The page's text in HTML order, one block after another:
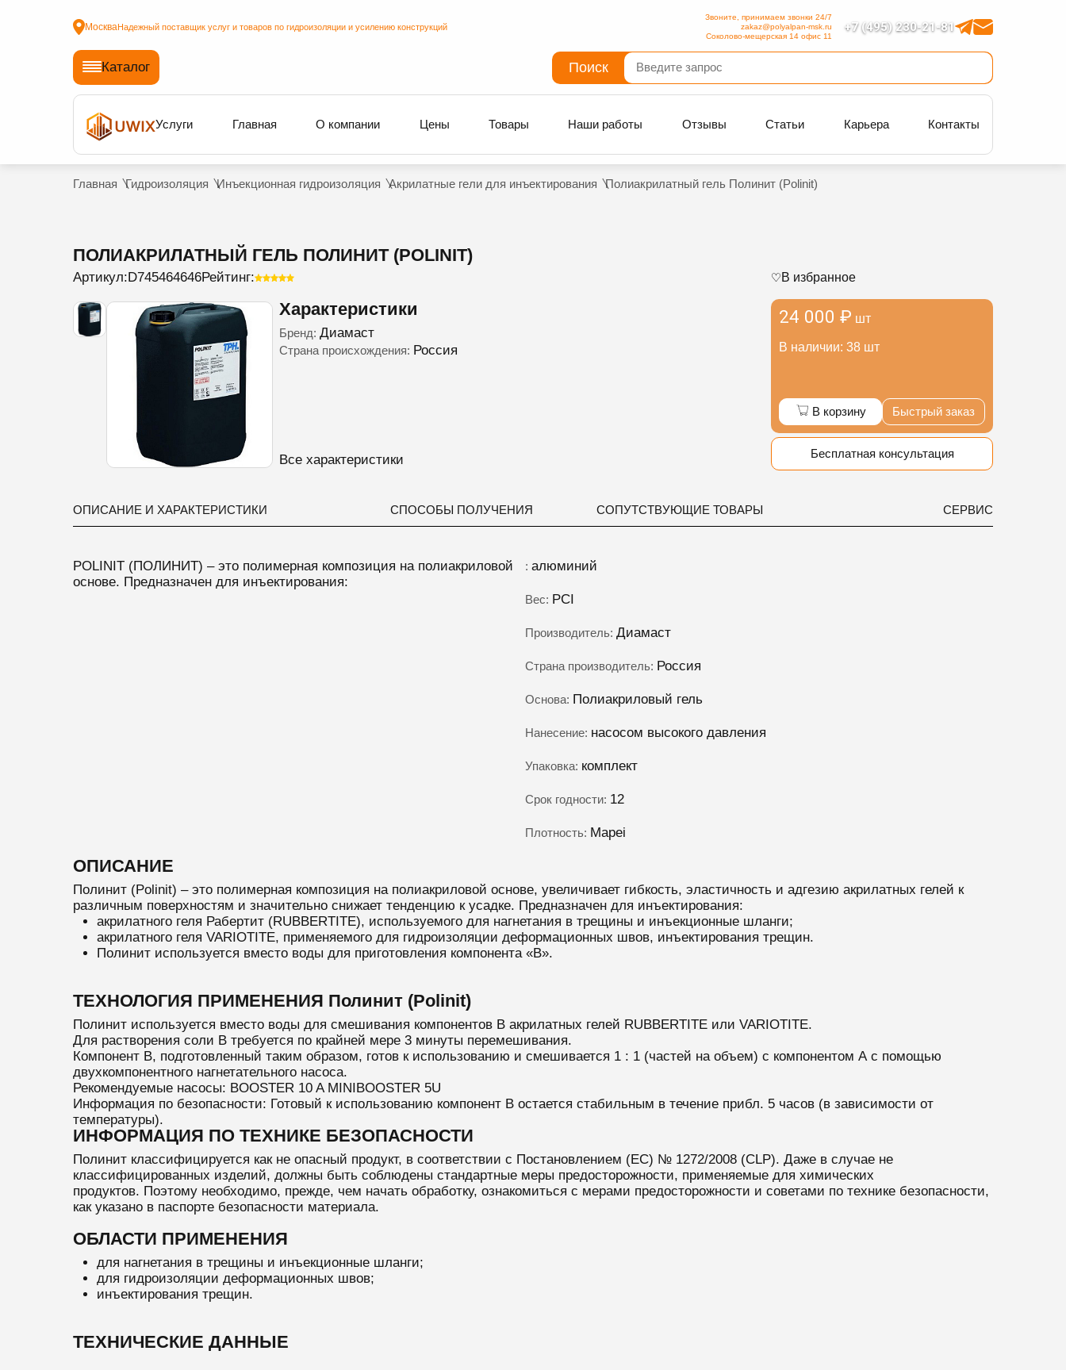
МоскваНадежный поставщик услуг и товаров по гидроизоляции и усилению конструкций +7 (495) 230-21-81
Звоните, принимаем звонки 24/7
zakaz@polyalpan-msk.ru
Соколово-мещерская 14 офис 11
Каталог Поиск
Услуги Главная О компании Цены Товары Наши работы Отзывы Статьи Карьера Контакты
Главная Гидроизоляция Инъекционная гидроизоляция Акрилатные гели для инъектирования Полиакрилатный гель Полинит (Polinit)
ПОЛИАКРИЛАТНЫЙ ГЕЛЬ ПОЛИНИТ (POLINIT)
Артикул:D745464646Рейтинг:
Характеристики
Бренд: Диамаст
Страна происхождения: Россия
Все характеристики
24 000 ₽ шт
В наличии: 38 шт
В избранное
В корзину Быстрый заказ
Бесплатная консультация
ОПИСАНИЕ И ХАРАКТЕРИСТИКИ СПОСОБЫ ПОЛУЧЕНИЯ СОПУТСТВУЮЩИЕ ТОВАРЫ СЕРВИС
POLINIT (ПОЛИНИТ) – это полимерная композиция на полиакриловой
основе. Предназначен для инъектирования:
: алюминий
Вес: PCI
Производитель: Диамаст
Страна производитель: Россия
Основа: Полиакриловый гель
Нанесение: насосом высокого давления
Упаковка: комплект
Срок годности: 12
Плотность: Mapei
ОПИСАНИЕ
Полинит (Polinit) – это полимерная композиция на полиакриловой основе, увеличивает гибкость, эластичность и адгезию акрилатных гелей к
различным поверхностям и значительно снижает тенденцию к усадке. Предназначен для инъектирования:
акрилатного геля Рабертит (RUBBERTITE), используемого для нагнетания в трещины и инъекционные шланги;
акрилатного геля VARIOTITE, применяемого для гидроизоляции деформационных швов, инъектирования трещин.
Полинит используется вместо воды для приготовления компонента «B».
ТЕХНОЛОГИЯ ПРИМЕНЕНИЯ Полинит (Polinit)
Полинит используется вместо воды для смешивания компонентов B акрилатных гелей RUBBERTITE или VARIOTITE.
Для растворения соли B требуется по крайней мере 3 минуты перемешивания.
Компонент B, подготовленный таким образом, готов к использованию и смешивается 1 : 1 (частей на объем) с компонентом А с помощью
двухкомпонентного нагнетательного насоса.
Рекомендуемые насосы: BOOSTER 10 A MINIBOOSTER 5U
Информация по безопасности: Готовый к использованию компонент B остается стабильным в течение прибл. 5 часов (в зависимости от
температуры).
ИНФОРМАЦИЯ ПО ТЕХНИКЕ БЕЗОПАСНОСТИ
Полинит классифицируется как не опасный продукт, в соответствии с Постановлением (ЕС) № 1272/2008 (CLP). Даже в случае не
классифицированных изделий, должны быть соблюдены стандартные меры предосторожности, применяемые для химических
продуктов. Поэтому необходимо, прежде, чем начать обработку, ознакомиться с мерами предосторожности и советами по технике безопасности,
как указано в паспорте безопасности материала.
ОБЛАСТИ ПРИМЕНЕНИЯ
для нагнетания в трещины и инъекционные шланги;
для гидроизоляции деформационных швов;
инъектирования трещин.
ТЕХНИЧЕСКИЕ ДАННЫЕ